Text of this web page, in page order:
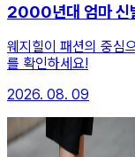
2000년대 엄마 신
웨지힐이 패션의 중심
를 확인하세요!
2026. 08. 09